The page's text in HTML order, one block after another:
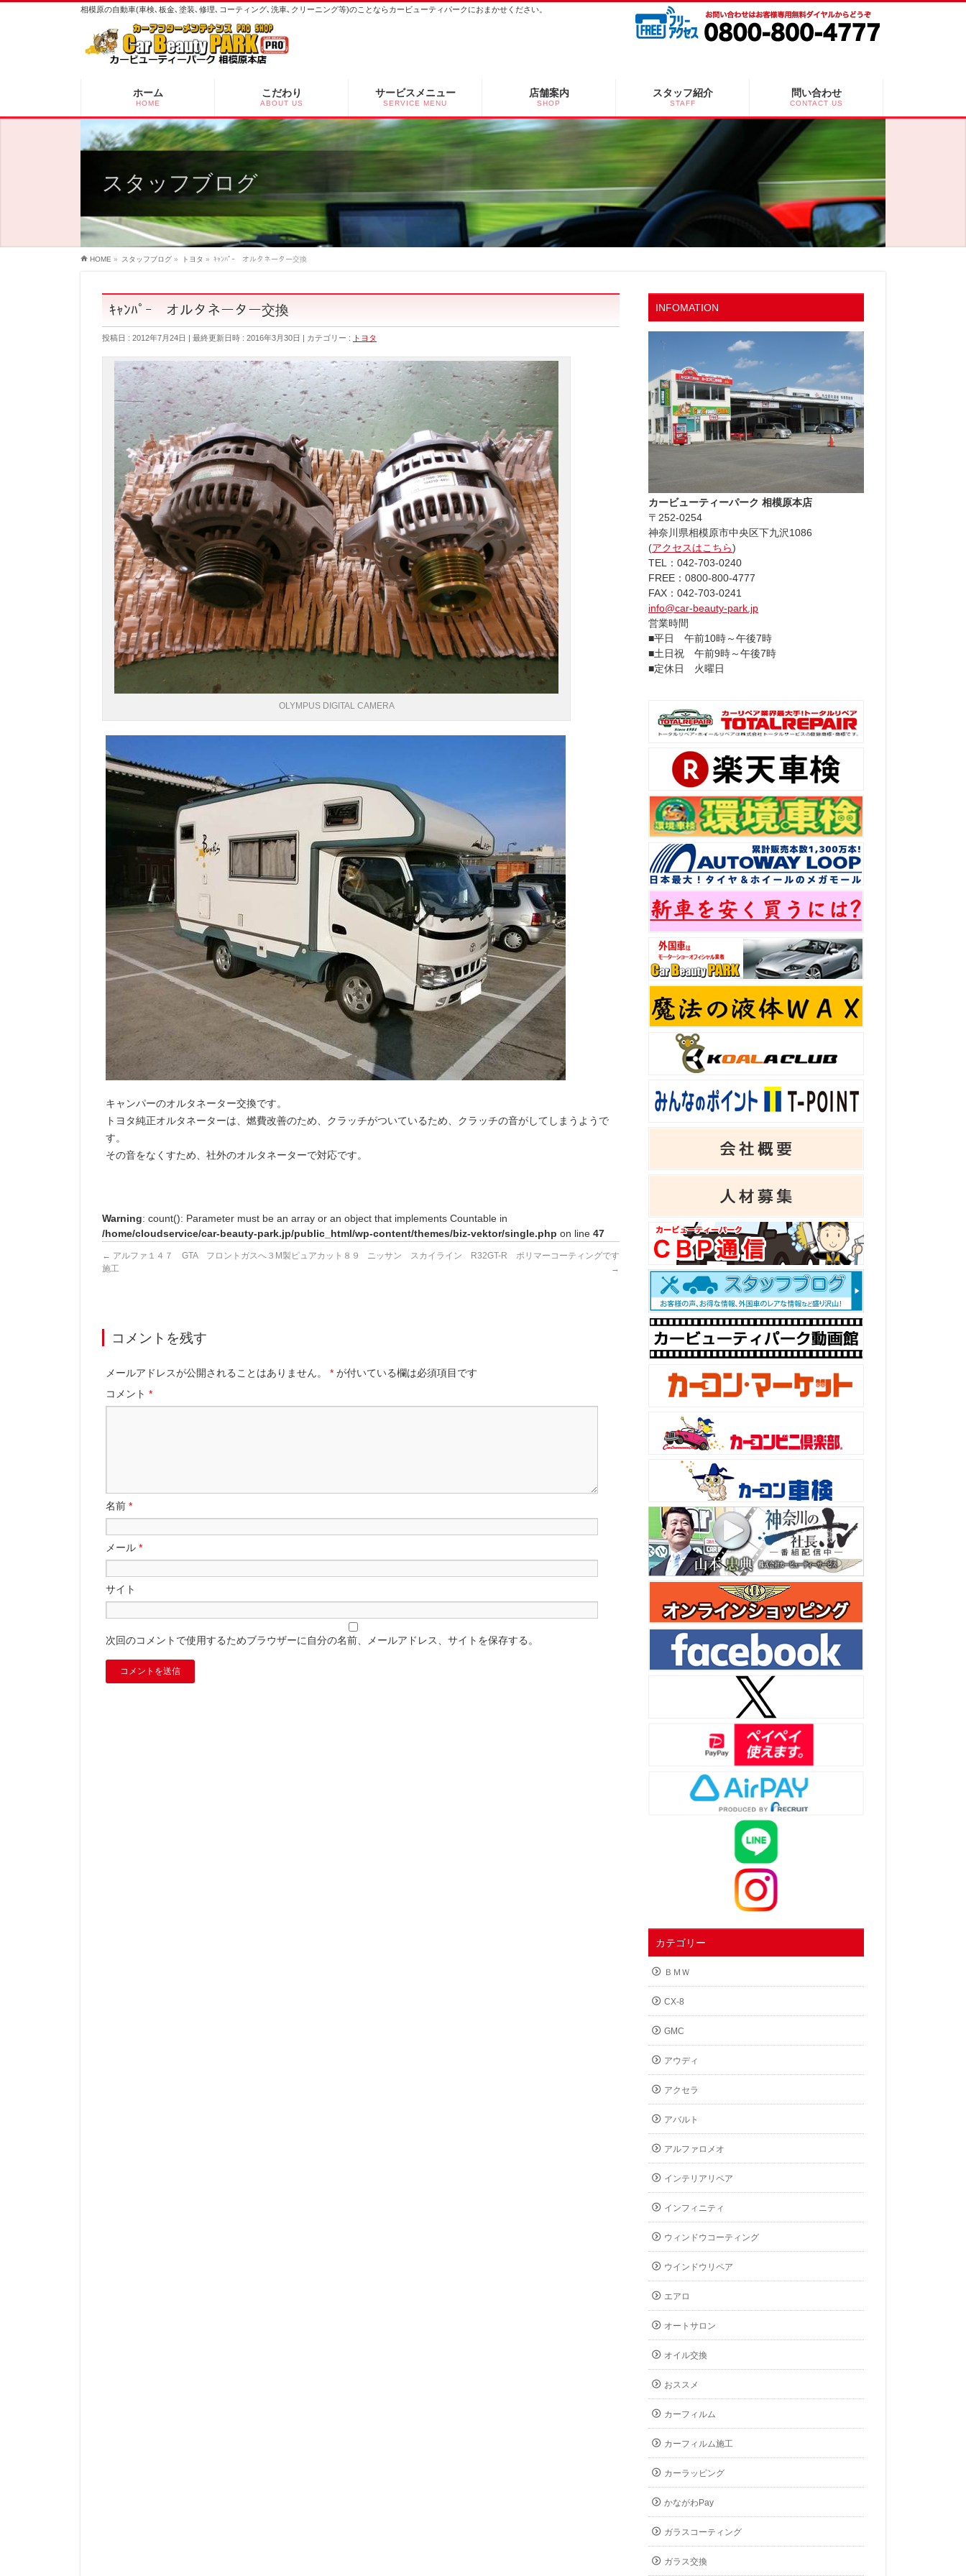
相模原の自動車(車検､板金､塗装､修理､コーティング､洗車､クリーニング等)のことならカービューティパークにおまかせください。
ホーム
HOME
こだわり
ABOUT US
サービスメニュー
SERVICE MENU
店舗案内
SHOP
スタッフ紹介
STAFF
問い合わせ
CONTACT US
スタッフブログ
HOME » スタッフブログ » トヨタ » ｷｬﾝﾊﾟｰ オルタネーター交換
ｷｬﾝﾊﾟｰ オルタネーター交換
投稿日 : 2012年7月24日 最終更新日時 : 2016年3月30日 カテゴリー : トヨタ
OLYMPUS DIGITAL CAMERA
キャンパーのオルタネーター交換です。
トヨタ純正オルタネーターは、燃費改善のため、クラッチがついているため、クラッチの音がしてしまうようで
す。
その音をなくすため、社外のオルタネーターで対応です。
Warning: count(): Parameter must be an array or an object that implements Countable in
/home/cloudservice/car-beauty-park.jp/public_html/wp-content/themes/biz-vektor/single.php on line 47
← アルファ１４７ GTA フロントガスへ３M製ピュアカット８９
施工
ニッサン スカイライン R32GT-R ポリマーコーティングです
→
コメントを残す
メールアドレスが公開されることはありません。 * が付いている欄は必須項目です
コメント *
名前 *
メール *
サイト
次回のコメントで使用するためブラウザーに自分の名前、メールアドレス、サイトを保存する。
INFOMATION
カービューティーパーク 相模原本店
〒252-0254
神奈川県相模原市中央区下九沢1086
(アクセスはこちら)
TEL：042-703-0240
FREE：0800-800-4777
FAX：042-703-0241
info@car-beauty-park.jp
営業時間
■平日 午前10時～午後7時
■土日祝 午前9時～午後7時
■定休日 火曜日
カテゴリー
ＢＭＷ
CX-8
GMC
アウディ
アクセラ
アバルト
アルファロメオ
インテリアリペア
インフィニティ
ウィンドウコーティング
ウインドウリペア
エアロ
オートサロン
オイル交換
おススメ
カーフィルム
カーフィルム施工
カーラッピング
かながわPay
ガラスコーティング
ガラス交換